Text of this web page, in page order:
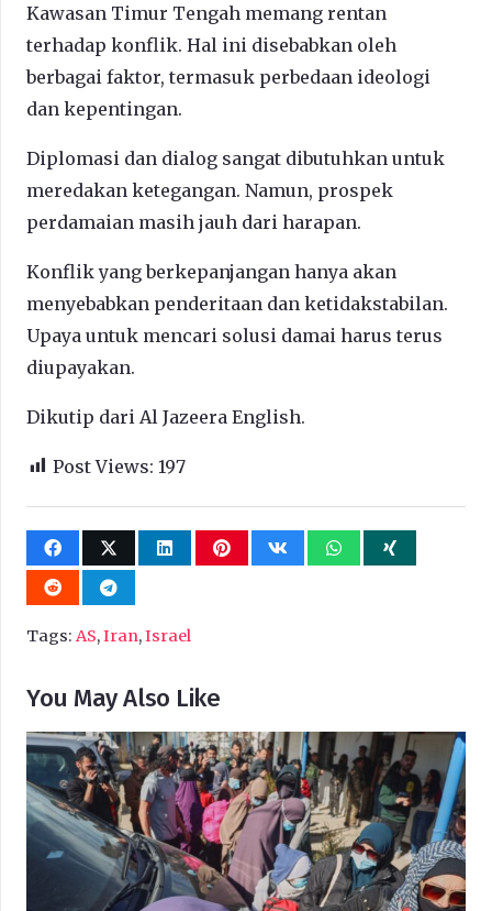
Kawasan Timur Tengah memang rentan
terhadap konflik. Hal ini disebabkan oleh
berbagai faktor, termasuk perbedaan ideologi
dan kepentingan.
Diplomasi dan dialog sangat dibutuhkan untuk
meredakan ketegangan. Namun, prospek
perdamaian masih jauh dari harapan.
Konflik yang berkepanjangan hanya akan
menyebabkan penderitaan dan ketidakstabilan.
Upaya untuk mencari solusi damai harus terus
diupayakan.
Dikutip dari Al Jazeera English.
Post Views: 197
Tags: AS,Iran,Israel
You May Also Like